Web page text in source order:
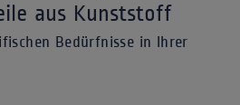
aus Kunststoff
Bedürfnisse in Ihrer